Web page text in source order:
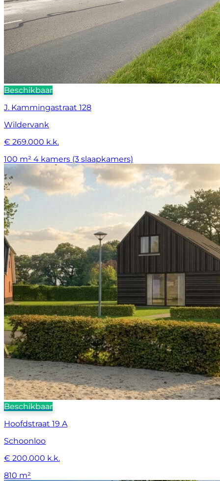
Beschikbaar
J. Kammingastraat 128
Wildervank
€ 269.000 k.k.
100 m² 4 kamers (3 slaapkamers)
Beschikbaar
Hoofdstraat 19 A
Schoonloo
€ 200.000 k.k.
810 m²